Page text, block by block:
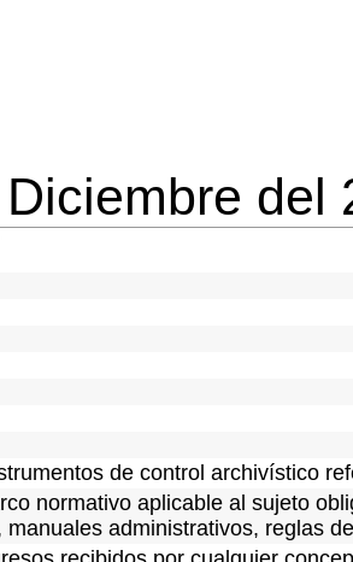
Diciembre del
de control archivístico
normativo aplicable al sujeto
manuales administrativos, reglas